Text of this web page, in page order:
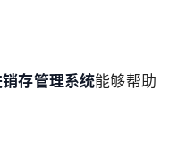
存管理系统能够帮助